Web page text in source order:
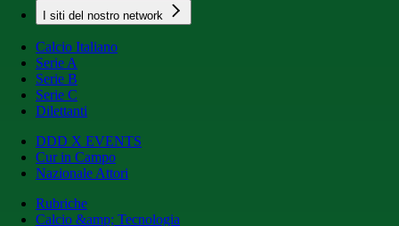
I siti del nostro network
Calcio Italiano
Serie A
Serie B
Serie C
Dilettanti
DDD X EVENTS
Cur in Campo
Nazionale Attori
Rubriche
Calcio &amp; Tecnologia